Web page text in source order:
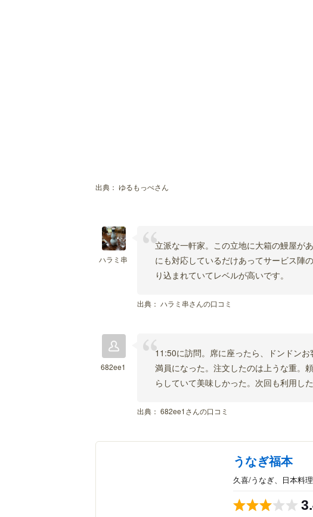
出典： ゆるもっぺさん
ハラミ串
立派な一軒家。この立地に大箱の鰻屋が
にも対応しているだけあってサービス陣
り込まれていてレベルが高いです。
出典： ハラミ串さんの口コミ
682ee1
11:50に訪問。席に座ったら、ドンドン
満員になった。注文したのは上うな重。
らしていて美味しかった。次回も利用した
出典： 682ee1さんの口コミ
うなぎ福本
久喜/うなぎ、日本料理